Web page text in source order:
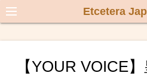
Etcetera
【YOUR VOICE